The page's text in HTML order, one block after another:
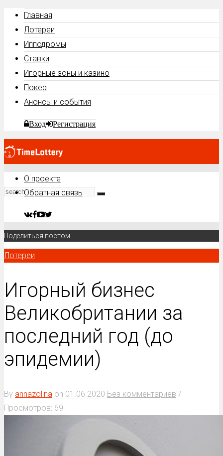
Главная
Лотереи
Ипподромы
Ставки
Игорные зоны и казино
Покер
Анонсы и события
Вход Регистрация
О проекте
Обратная связь
Поделиться постом
Лотереи
Игорный бизнес
Великобритании за
последний год (до
эпидемии)
By annazolina on 01.06.2020 Без комментариев /
Просмотров: 69